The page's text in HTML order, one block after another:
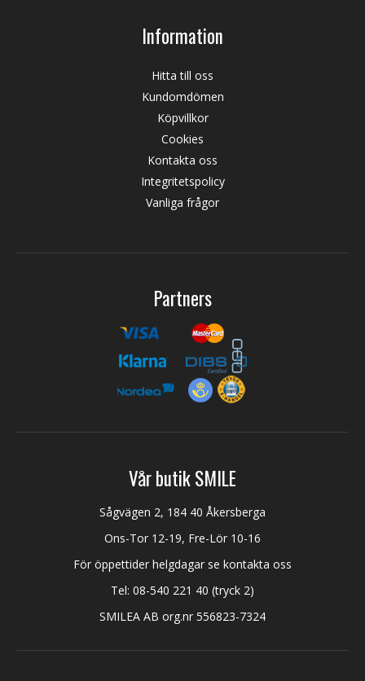
Information
Hitta till oss
Kundomdömen
Köpvillkor
Cookies
Kontakta oss
Integritetspolicy
Vanliga frågor
Partners
Vår butik SMILE
Sågvägen 2, 184 40 Åkersberga
Ons-Tor 12-19, Fre-Lör 10-16
För öppettider helgdagar se kontakta oss
Tel: 08-540 221 40 (tryck 2)
SMILEA AB org.nr 556823-7324